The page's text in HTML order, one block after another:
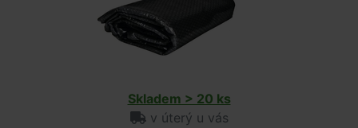
Skladem > 20 ks
v úterý u vás